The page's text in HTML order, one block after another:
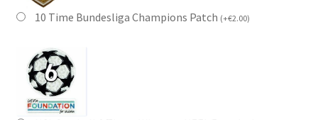
10 Time Bundesliga Champions Patch (+€2.00)